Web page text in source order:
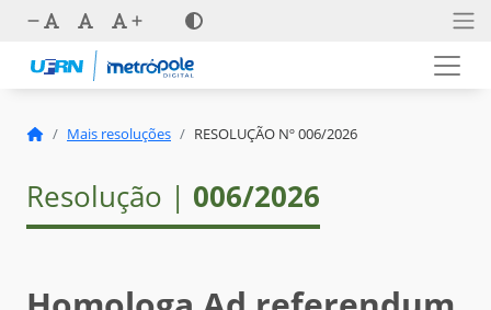
Mais resoluções RESOLUÇÃO Nº 006/2026
Resolução | 006/2026